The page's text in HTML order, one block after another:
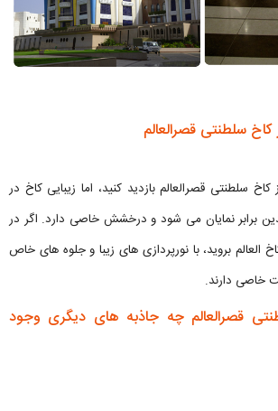
کاخ سلطنتی قصرالعالم
سلطنتی قصرالعالم بازدید کنید، اما زیبایی کاخ در
برابر نمایان می شود و درخشش خاصی دارد. اگر در
العالم بروید، با نورپردازی های زیبا و جلوه های خاص
خاصی دارند.
قصرالعالم چه جاذبه های دیگری وجود